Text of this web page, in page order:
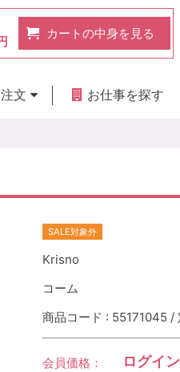
カートの中身を見る
文
お仕事を探す
SALE対象外
Krisno
コーム
商品コード : 55171045 /
会員価格： ログイ